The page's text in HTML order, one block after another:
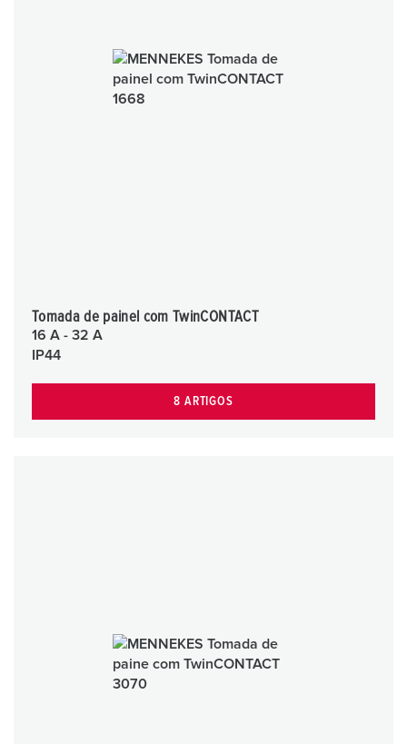
Tomada de painel com TwinCONTACT
16 A - 32 A
IP44
8 ARTIGOS